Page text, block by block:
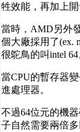
牲效能，再加上
當時，AMD另外
個大廠採用了(ex.
很鴕鳥的叫intel 64
當CPU的暫存器
進處理器。
不過64位元的機
子自然需要兩倍多